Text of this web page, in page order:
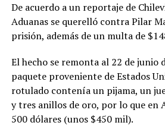
De acuerdo a un reportaje de
Aduanas se querelló contra Pilar
prisión, además de un multa de
El hecho se remonta al 22 de junio
paquete proveniente de Estados
rotulado contenía un pijama, un
y tres anillos de oro, por lo que en
500 dólares (unos $450 mil).